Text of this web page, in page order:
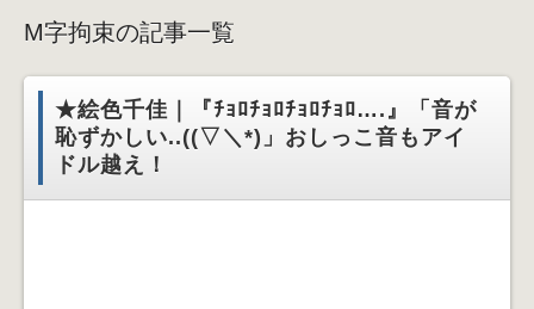
M字拘束の記事一覧
★絵色千佳｜『ﾁｮﾛﾁｮﾛﾁｮﾛﾁｮﾛ….』「音が
恥ずかしい..((▽＼*)」おしっこ音もアイ
ドル越え！